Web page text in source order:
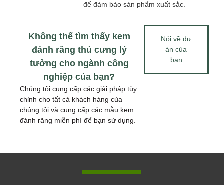
để đảm bảo sản phẩm xuất sắc.
Không thể tìm thấy kem
đánh răng thú cưng lý
tưởng cho ngành công
nghiệp của bạn?
Chúng tôi cung cấp các giải pháp tùy
chỉnh cho tất cả khách hàng của
chúng tôi và cung cấp các mẫu kem
đánh răng miễn phí để bạn sử dụng.
Nói về dự
án của
bạn